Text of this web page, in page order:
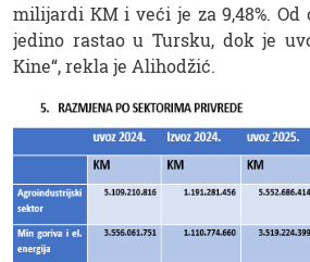
milijardi KM i veći je za 9,48%. Od
jedino rastao u Tursku, dok je
Kine“, rekla je Alihodžić.